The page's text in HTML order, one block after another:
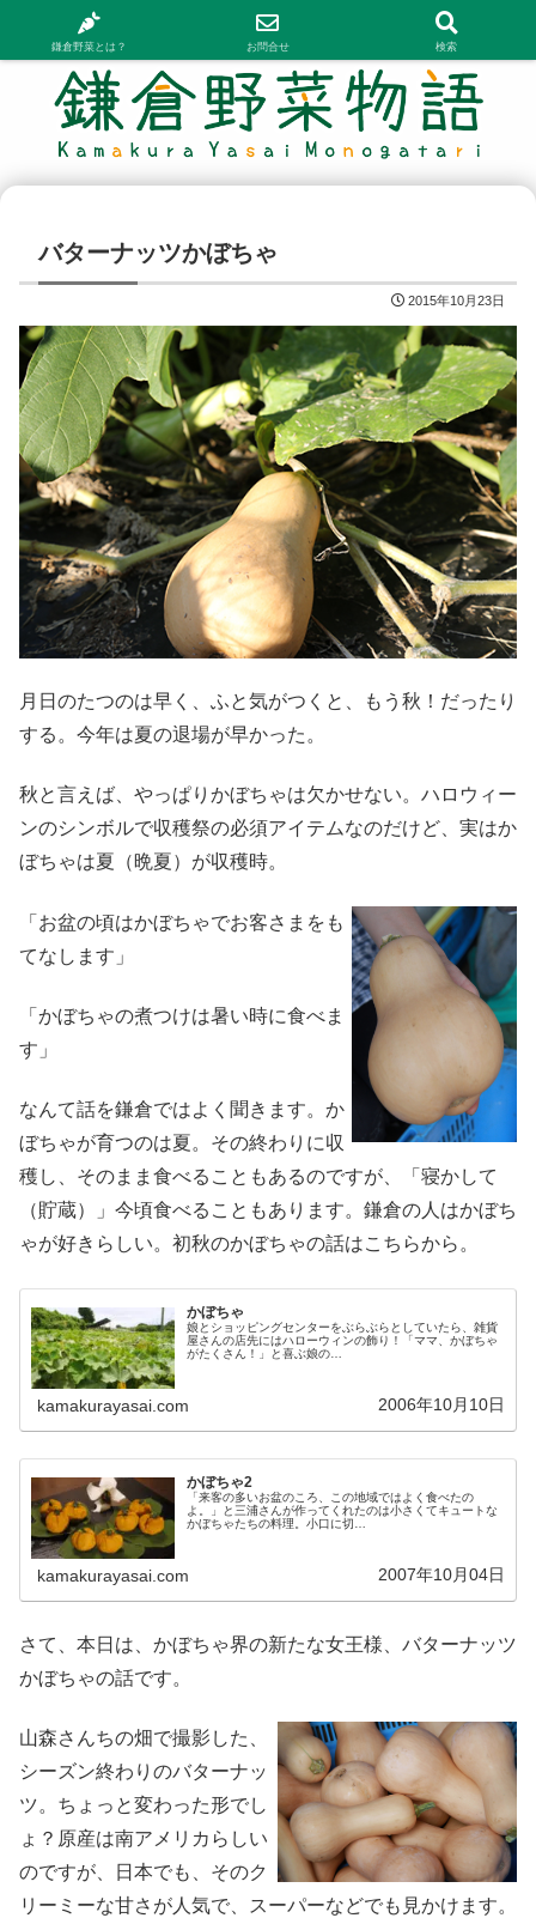
バターナッツかぼちゃ
2015年10月23日
月日のたつのは早く、ふと気がつくと、もう秋！だったり
する。今年は夏の退場が早かった。
秋と言えば、やっぱりかぼちゃは欠かせない。ハロウィー
ンのシンボルで収穫祭の必須アイテムなのだけど、実はか
ぼちゃは夏（晩夏）が収穫時。
「お盆の頃はかぼちゃでお客さまをも
てなします」
「かぼちゃの煮つけは暑い時に食べま
す」
なんて話を鎌倉ではよく聞きます。か
ぼちゃが育つのは夏。その終わりに収
穫し、そのまま食べることもあるのですが、「寝かして
（貯蔵）」今頃食べることもあります。鎌倉の人はかぼち
ゃが好きらしい。初秋のかぼちゃの話はこちらから。
かぼちゃ
娘とショッピングセンターをぶらぶらとしていたら、雑貨
屋さんの店先にはハローウィンの飾り！「ママ、かぼちゃ
がたくさん！」と喜ぶ娘の…
kamakurayasai.com 2006年10月10日
かぼちゃ2
「来客の多いお盆のころ、この地域ではよく食べたの
よ。」と三浦さんが作ってくれたのは小さくてキュートな
かぼちゃたちの料理。小口に切…
kamakurayasai.com 2007年10月04日
さて、本日は、かぼちゃ界の新たな女王様、バターナッツ
かぼちゃの話です。
山森さんちの畑で撮影した、
シーズン終わりのバターナッ
ツ。ちょっと変わった形でし
ょ？原産は南アメリカらしい
のですが、日本でも、そのク
リーミーな甘さが人気で、スーパーなどでも見かけます。
鎌倉野菜とは？ お問合せ 検索